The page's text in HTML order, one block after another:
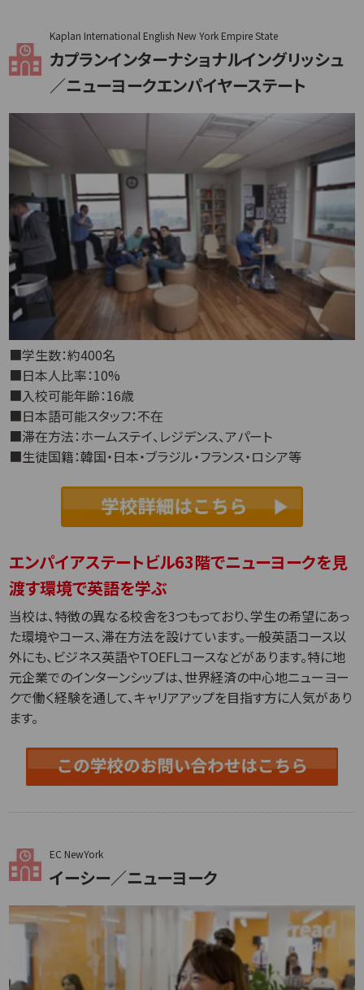
Kaplan International English New York Empire State
カプランインターナショナルイングリッシュ
／ニューヨークエンパイヤーステート
■学生数：約400名
■日本人比率：10%
■入校可能年齢：16歳
■日本語可能スタッフ：不在
■滞在方法：ホームステイ、レジデンス、アパート
■生徒国籍：韓国・日本・ブラジル・フランス・ロシア等
エンパイアステートビル63階でニューヨークを見
渡す環境で英語を学ぶ
当校は、特徴の異なる校舎を3つもっており、学生の希望にあっ
た環境やコース、滞在方法を設けています。一般英語コース以
外にも、ビジネス英語やTOEFLコースなどがあります。特に地
元企業でのインターンシップは、世界経済の中心地ニューヨー
クで働く経験を通して、キャリアアップを目指す方に人気があり
ます。
EC NewYork
イーシー／ニューヨーク